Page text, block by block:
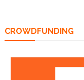
CROWDFUNDING